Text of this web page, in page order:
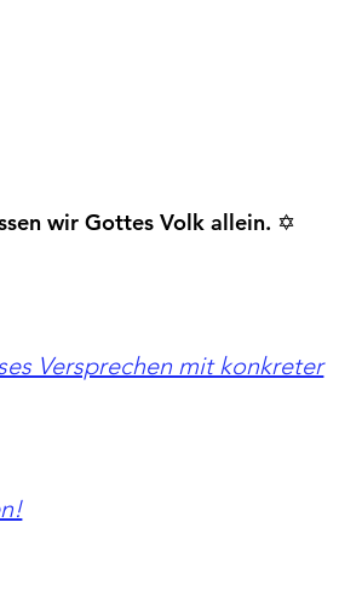
wir Gottes Volk allein. ✡️
Versprechen mit konkreter